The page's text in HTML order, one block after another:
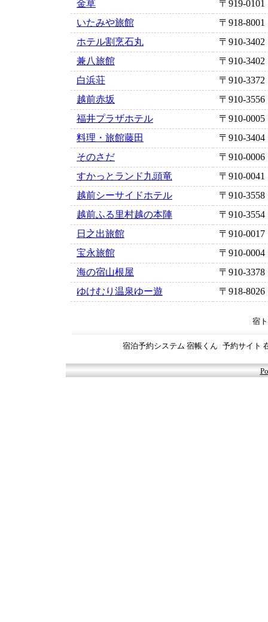
金草
〒919-0101
いたみや旅館
〒918-8001
ホテル割烹石丸
〒910-3402
兼八旅館
〒910-3402
白浜荘
〒910-3372
越前赤坂
〒910-3556
福井プラザホテル
〒910-0005
料理・旅館藤田
〒910-3404
そのさだ
〒910-0006
すかっとランド九頭竜
〒910-0041
越前シーサイドホテル
〒910-3558
越前ふる里村越の本陣
〒910-3554
日之出旅館
〒910-0017
宝永旅館
〒910-0004
海の宿山根屋
〒910-3378
ゆけむり温泉ゆー遊
〒918-8026
宿
宿泊予約システム 宿帳くん 予約サイト